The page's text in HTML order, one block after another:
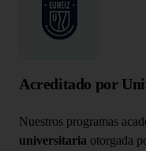
Acreditado por
Nuestros programas
universitaria otorgada